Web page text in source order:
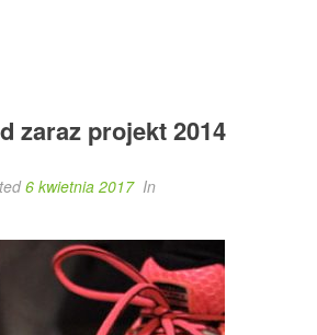
zaraz projekt 2014
6 kwietnia 2017 In